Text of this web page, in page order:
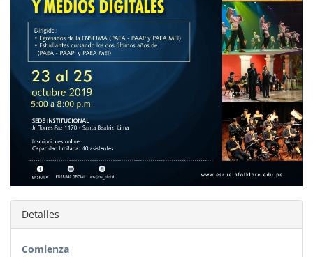
Detalles
Comienza